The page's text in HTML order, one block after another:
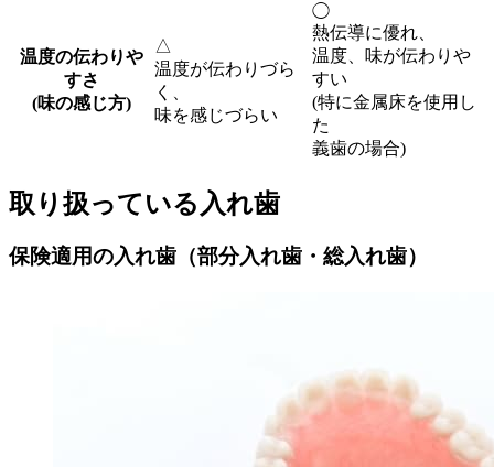
温度の伝わりや
すさ
(味の感じ方)
△
温度が伝わりづら
く、
味を感じづらい
◯
熱伝導に優れ、
温度、味が伝わりや
すい
(特に金属床を使用し
た
義歯の場合)
取り扱っている入れ歯
保険適用の入れ歯（部分入れ歯・総入れ歯）